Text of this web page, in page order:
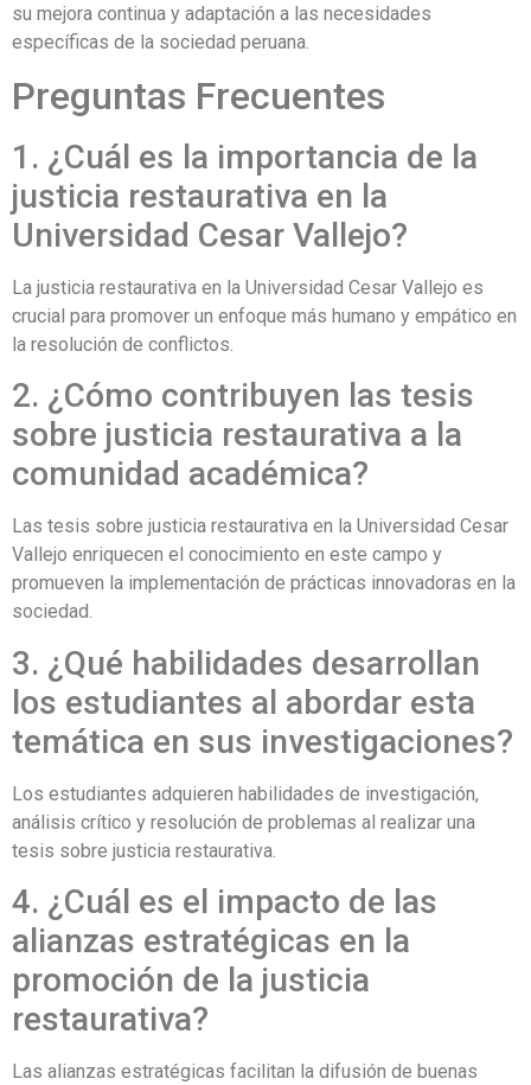
su mejora continua y adaptación a las necesidades
específicas de la sociedad peruana.
Preguntas Frecuentes
1. ¿Cuál es la importancia de la
justicia restaurativa en la
Universidad Cesar Vallejo?
La justicia restaurativa en la Universidad Cesar Vallejo es
crucial para promover un enfoque más humano y empático en
la resolución de conflictos.
2. ¿Cómo contribuyen las tesis
sobre justicia restaurativa a la
comunidad académica?
Las tesis sobre justicia restaurativa en la Universidad Cesar
Vallejo enriquecen el conocimiento en este campo y
promueven la implementación de prácticas innovadoras en la
sociedad.
3. ¿Qué habilidades desarrollan
los estudiantes al abordar esta
temática en sus investigaciones?
Los estudiantes adquieren habilidades de investigación,
análisis crítico y resolución de problemas al realizar una
tesis sobre justicia restaurativa.
4. ¿Cuál es el impacto de las
alianzas estratégicas en la
promoción de la justicia
restaurativa?
Las alianzas estratégicas facilitan la difusión de buenas